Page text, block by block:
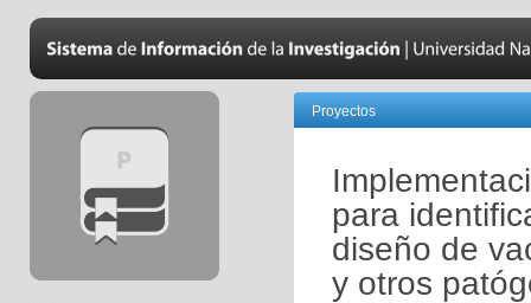
Proyectos
para
diseño de
y otros